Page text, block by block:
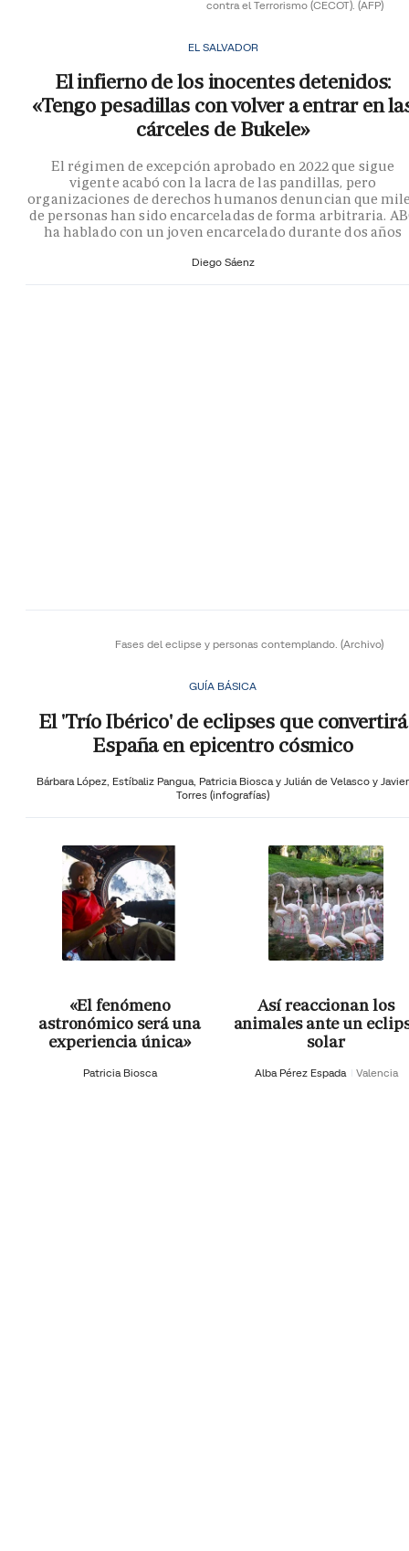
contra el Terrorismo (CECOT). (AFP)
EL SALVADOR
El infierno de los inocentes detenidos:
«Tengo pesadillas con volver a entrar en
cárceles de Bukele»
El régimen de excepción aprobado en 2022 que sigue
vigente acabó con la lacra de las pandillas, pero
organizaciones de derechos humanos denuncian que
de personas han sido encarceladas de forma arbitraria.
ha hablado con un joven encarcelado durante dos años
Diego Sáenz
Fases del eclipse y personas contemplando. (Archivo)
GUÍA BÁSICA
El 'Trío Ibérico' de eclipses que convertirá
España en epicentro cósmico
Bárbara López, Estíbaliz Pangua, Patricia Biosca y Julián de Velasco y Javier
Torres (infografías)
«El fenómeno
astronómico será una
experiencia única»
Patricia Biosca
Así reaccionan los
animales ante un
solar
Alba Pérez Espada Valencia